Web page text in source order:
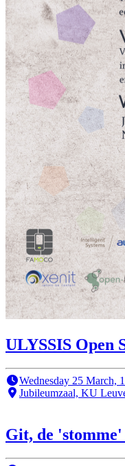
ULYSSIS Open
Wednesday 25 March,
Jubileumzaal, KU
Git, de